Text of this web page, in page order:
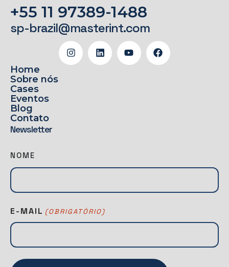
+55 11 97389-1488
sp-brazil@masterint.com
Home
Sobre nós
Cases
Eventos
Blog
Contato
Newsletter
N
E
S
A
T
E
R
NOME
E-MAIL (OBRIGATÓRIO)